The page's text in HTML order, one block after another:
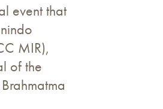
event that
MIR),
of the